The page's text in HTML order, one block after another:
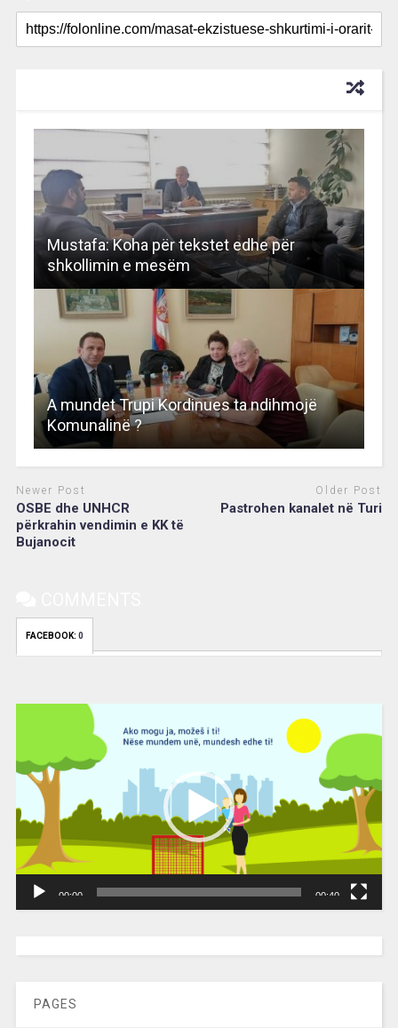
Mustafa: Koha për tekstet edhe për
shkollimin e mesëm
A mundet Trupi Kordinues ta ndihmojë
Komunalinë ?
Newer Post
OSBE dhe UNHCR
përkrahin vendimin e KK të
Bujanocit
Older Post
Pastrohen kanalet në Turi
FACEBOOK: 0
00:00 00:40
PAGES